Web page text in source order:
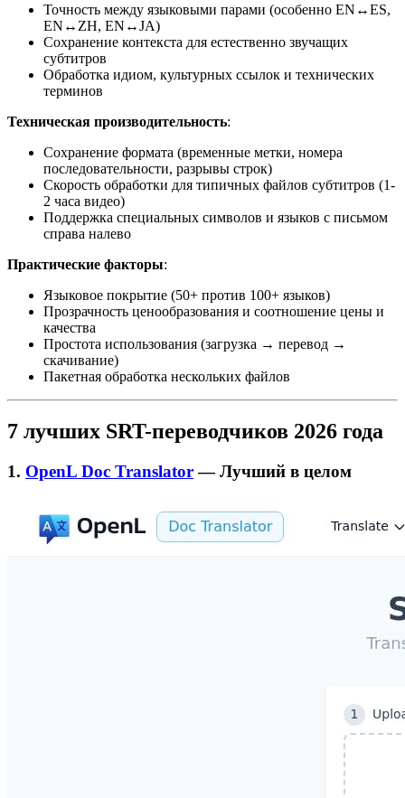
Точность между языковыми парами (особенно EN↔ES,
EN↔ZH, EN↔JA)
Сохранение контекста для естественно звучащих
субтитров
Обработка идиом, культурных ссылок и технических
терминов
Техническая производительность:
Сохранение формата (временные метки, номера
последовательности, разрывы строк)
Скорость обработки для типичных файлов субтитров (1-
2 часа видео)
Поддержка специальных символов и языков с письмом
справа налево
Практические факторы:
Языковое покрытие (50+ против 100+ языков)
Прозрачность ценообразования и соотношение цены и
качества
Простота использования (загрузка → перевод →
скачивание)
Пакетная обработка нескольких файлов
7 лучших SRT-переводчиков 2026 года
1. OpenL Doc Translator— Лучший в целом